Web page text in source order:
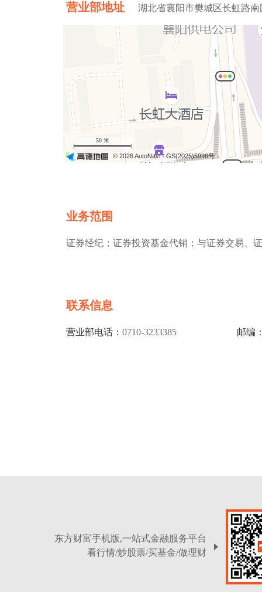
营业部地址 湖北省襄阳市樊城区长虹路
50 米
© 2026 AutoNavi- GS(2025)5996号
业务范围
证券经纪；证券投资基金代销；与证券交易、
联系信息
营业部电话： 0710-3233385 邮编
东方财富手机版,一站式金融服务平台
看行情/炒股票/买基金/做理财